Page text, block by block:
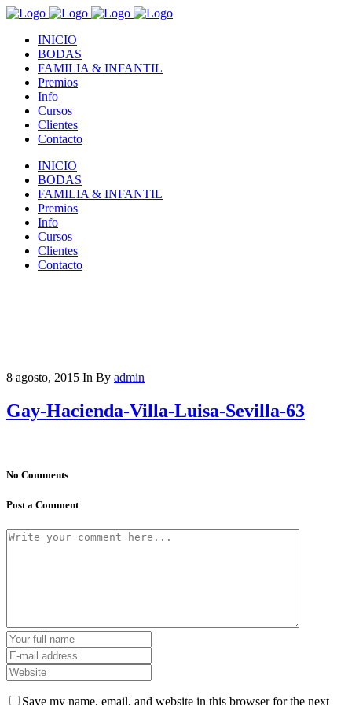
INICIO
BODAS
FAMILIA & INFANTIL
Premios
Info
Cursos
Clientes
Contacto
INICIO
BODAS
FAMILIA & INFANTIL
Premios
Info
Cursos
Clientes
Contacto
8 agosto, 2015 In By admin
Gay-Hacienda-Villa-Luisa-Sevilla-63
No Comments
Post a Comment
Save my name, email, and website in this browser for the next